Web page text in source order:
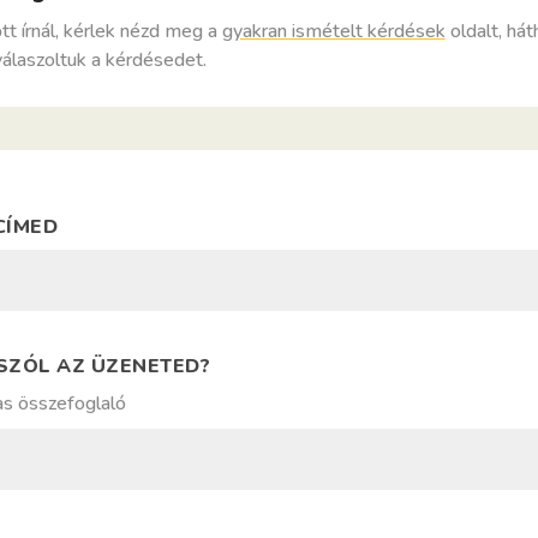
írnál, kérlek nézd meg a gyakran ismételt kérdések oldalt,
a kérdésedet.
AZ ÜZENETED?
összefoglaló